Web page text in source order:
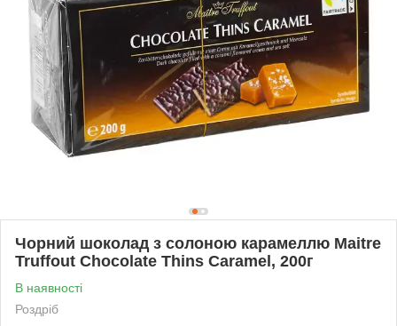
Чорний шоколад з солоною карамеллю Maitre
Truffout Chocolate Thins Caramel, 200г
В наявності
Роздріб